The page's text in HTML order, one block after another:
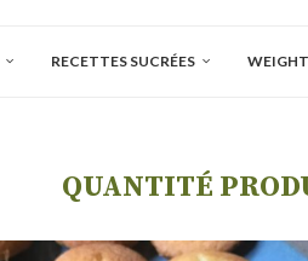
RECETTES SUCRÉES
QUANTITÉ